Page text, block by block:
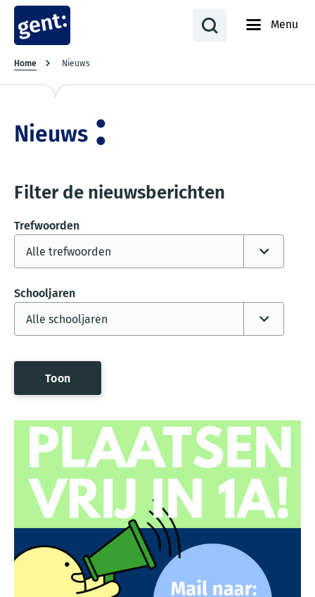
Menu
Kruimelpad
Home Nieuws
Nieuws
Filter de nieuwsberichten
Trefwoorden
Schooljaren